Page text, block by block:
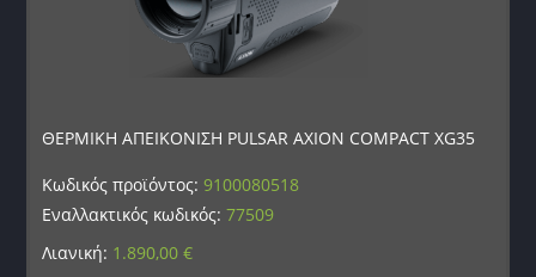
ΘΕΡΜΙΚΗ ΑΠΕΙΚΟΝΙΣΗ PULSAR AXION COMPACT XG35
Κωδικός προϊόντος:9100080518
Εναλλακτικός κωδικός:77509
Λιανική: 1.890,00€